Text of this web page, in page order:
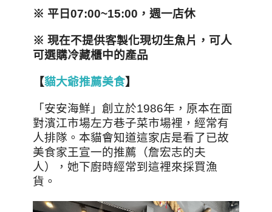
※ 平日07:00~15:00，週一店休
※ 現在不提供客製化現切生魚片，可人
可選購冷藏櫃中的產品
【貓大爺推薦美食】
「安安海鮮」創立於1986年，原本在面
對濱江市場左方巷子菜市場裡，經常有
人排隊。本貓會知道這家店是看了已故
美食家王宣一的推薦（詹宏志的夫
人），她下廚時經常到這裡來採買漁
貨。